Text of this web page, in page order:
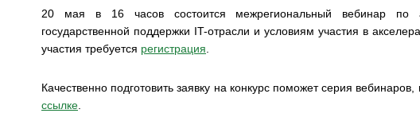
20 мая в 16 часов состоится межрегиональный вебинар по
государственной поддержки IT-отрасли и условиям участия в
участия требуется регистрация
Качественно подготовить заявку на конкурс поможет серия вебинаров,
ссылке